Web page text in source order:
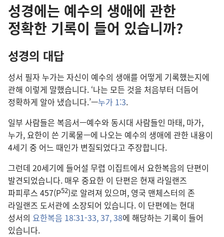
성경에는 예수의 생애에 관한
정확한 기록이 들어 있습니까?
성경의 대답
성서 필자 누가는 자신이 예수의 생애를 어떻게 기록했는지에
관해 이렇게 말했습니다. ‘나는 모든 것을 처음부터 더듬어
정확하게 알아 냈습니다.’—누가 1:3.
일부 사람들은 복음서—예수와 동시대 사람들인 마태, 마가,
누가, 요한이 쓴 기록물—에 나오는 예수의 생애에 관한 내용이
4세기 중 어느 때인가 변질되었다고 주장합니다.
그런데 20세기에 들어설 무렵 이집트에서 요한복음의 단편이
발견되었습니다. 매우 중요한 이 단편은 현재 라일랜즈
파피루스 457(P52)로 알려져 있으며, 영국 맨체스터의 존
라일랜즈 도서관에 소장되어 있습니다. 이 단편에는 현대
성서의 요한복음 18:31-33,37, 38에 해당하는 기록이 들어
있습니다.